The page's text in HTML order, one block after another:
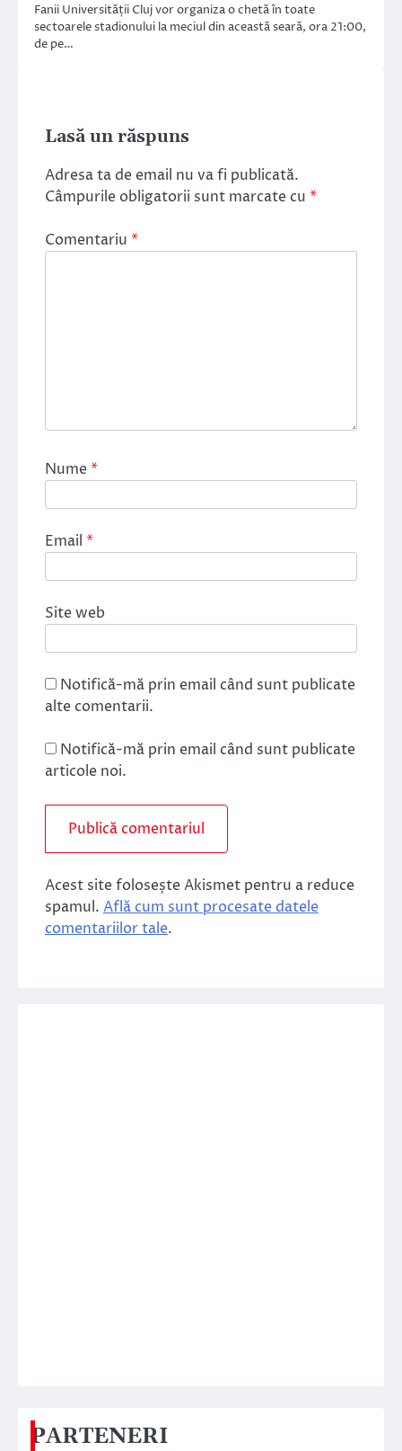
Fanii Universității Cluj vor organiza o chetă în toate
sectoarele stadionului la meciul din această seară, ora 21:00,
de pe…
Lasă un răspuns
Adresa ta de email nu va fi publicată.
Câmpurile obligatorii sunt marcate cu *
Comentariu *
Nume*
Email *
Site web
Notifică-mă prin email când sunt publicate
alte comentarii.
Notifică-mă prin email când sunt publicate
articole noi.
Acest site folosește Akismet pentru a reduce
spamul. Află cum sunt procesate datele
comentariilor tale.
PARTENERI